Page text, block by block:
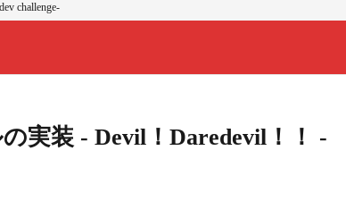
challenge-
実装 - Devil！Daredevil！！ -